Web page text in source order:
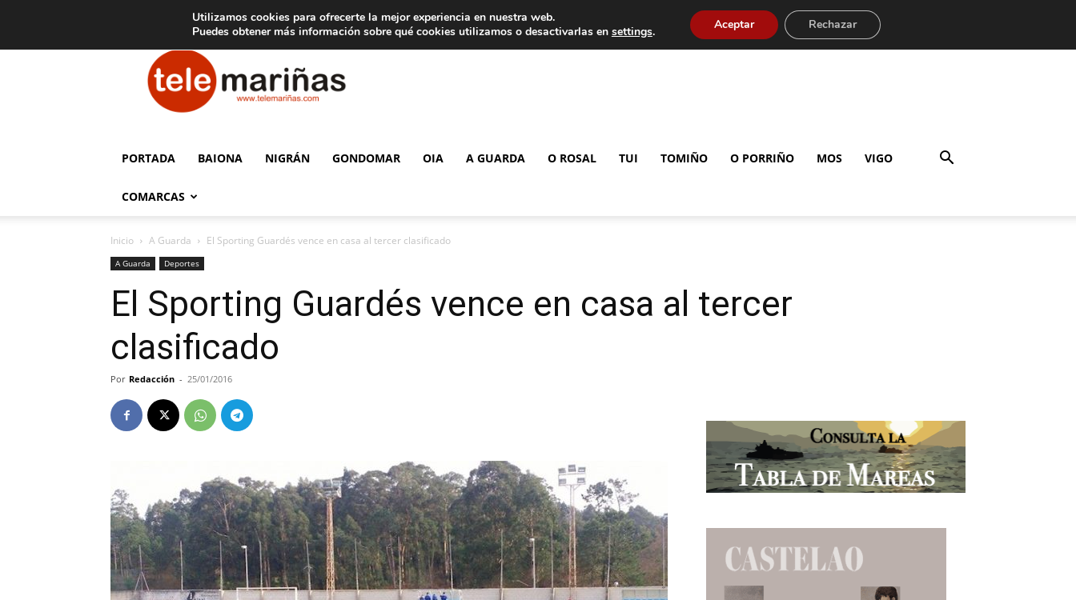
Aviso legal Tarifas de publicidad
Telemariñas
PORTADA BAIONA NIGRÁN GONDOMAR OIA A GUARDA O ROSAL TUI TOMIÑO O PORRIÑO MOS VIGO
COMARCAS
Inicio A Guarda El Sporting Guardés vence en casa al tercer clasificado
A Guarda Deportes
El Sporting Guardés vence en casa al tercer
clasificado
Por Redacción - 25/01/2016
Utilizamos cookies para ofrecerte la mejor experiencia en nuestra web.
Puedes obtener más información sobre qué cookies utilizamos o desactivarlas en settings. Aceptar Rechazar